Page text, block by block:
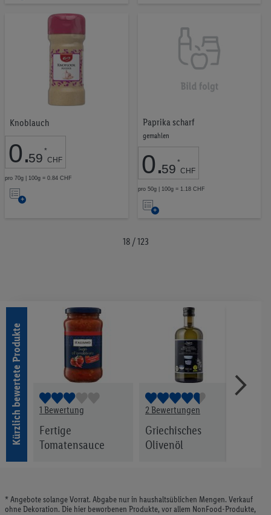
Knoblauch
0.59 *
CHF
pro 70g | 100g = 0.84 CHF
Auf
Paprika scharf
gemahlen
0.59 *
CHF
pro 50g | 100g = 1.18 CHF
Auf
18 / 123
Kürzlich bewertete Produkte 1 Bewertung
Fertige
Tomatensauce
2 Bewertungen
Griechisches
Olivenöl
* Angebote solange Vorrat. Abgabe nur in haushaltsüblichen Mengen. Verkauf
ohne Dekoration. Die hier beworbenen Produkte, vor allem NonFood-Produkte,